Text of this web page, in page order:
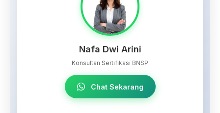
Nafa Dwi Arini
Konsultan Sertifikasi BNSP
Chat Sekarang